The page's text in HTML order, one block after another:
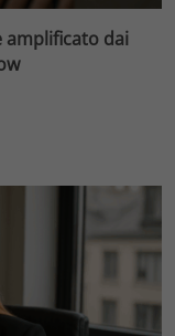
amplificato dai